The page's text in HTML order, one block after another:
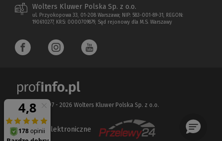
Wolters Kluwer Polska Sp. z o.o.
ul. Przyokopowa 33, 01-208 Warszawa; NIP: 583-001-89-31, REGON:
190610277, KRS: 0000709879, Sąd rejonowy dla M.S. Warszawy
Copyright 1997 - 2026 Wolters Kluwer Polska Sp. z o.o.
Płatności elektroniczne
(Nowe
(Link